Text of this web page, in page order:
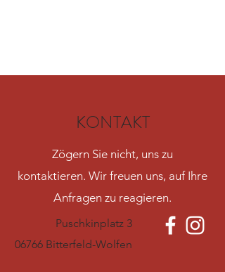
KONTAKT
Zögern Sie nicht, uns zu
kontaktieren. Wir freuen uns, auf Ihre
Anfragen zu reagieren.
Puschkinplatz 3
06766 Bitterfeld-Wolfen